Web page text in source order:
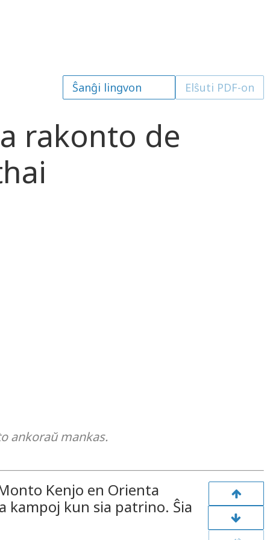
Elŝuti PDF-on
rakonto de
ankoraŭ mankas.
Kenjo en Orienta
kampoj kun sia patrino. Ŝia